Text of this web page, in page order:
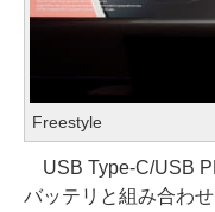
Freestyle
USB Type-C/USB
バッテリと組み合わ